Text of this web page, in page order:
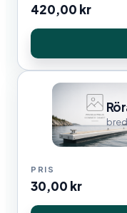
420,00 kr
30,00 kr